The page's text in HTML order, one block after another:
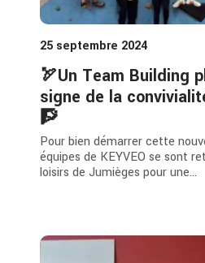
25 septembre 2024
🏹Un Team Building
signe de la
🧗
Pour bien démarrer cette
équipes de KEYVEO se sont
loisirs de Jumièges pour une...